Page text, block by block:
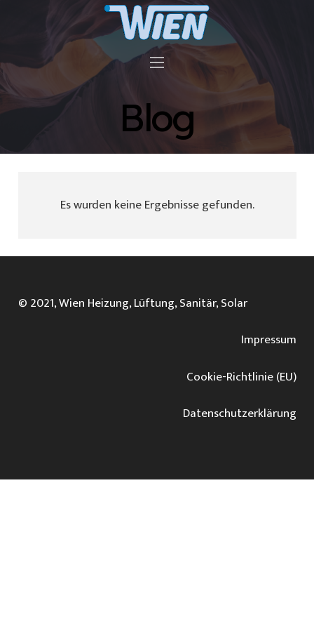
Blog
Es wurden keine Ergebnisse gefunden.
© 2021, Wien Heizung, Lüftung, Sanitär, Solar
Impressum
Cookie-Richtlinie (EU)
Datenschutz­erklärung